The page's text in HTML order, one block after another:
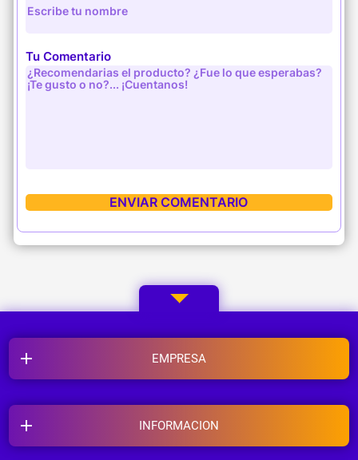
Tu Comentario
EMPRESA
INFORMACION